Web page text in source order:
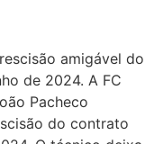
amigável do
de 2024. A FC
Pacheco
do contrato